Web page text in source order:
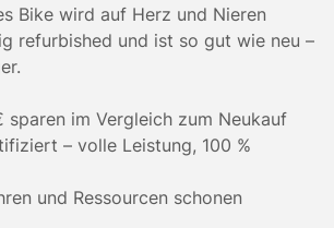
Bike wird auf Herz und Nieren
refurbished und ist so gut wie neu –
sparen im Vergleich zum Neukauf
– volle Leistung, 100 %
und Ressourcen schonen